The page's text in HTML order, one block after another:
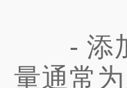
- 添加
量通常